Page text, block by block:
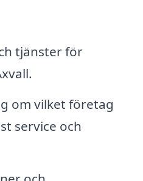
tjänster för
om vilket företag
service och